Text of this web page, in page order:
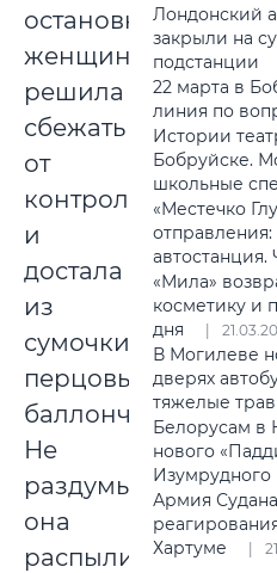
остановке
женщина
решила
сбежать
от
контролеров
и
достала
из
сумочки
перцовый
баллончик.
Не
раздумывая,
она
распылила
Лондонский
закрыли на
подстанции
22 марта в
линия по
Истории
Бобруйске.
школьные
«Местечко
отправления:
автостанция.
«Мила»
косметику и
дня
В Могилеве
дверях
тяжелые
Белорусам в
нового
Изумрудного
Армия
Хартуме